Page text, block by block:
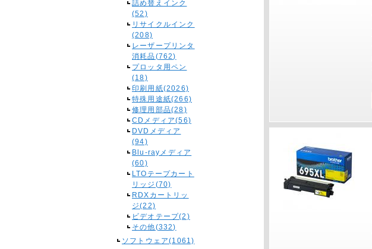
詰め替えインク
(52)
リサイクルインク
(208)
レーザープリンタ
消耗品(762)
プロッタ用ペン
(18)
印刷用紙(2026)
特殊用途紙(266)
修理用部品(28)
CDメディア(56)
DVDメディア
(94)
Blu-rayメディア
(60)
LTOテープカート
リッジ(70)
RDXカートリッ
ジ(22)
ビデオテープ(2)
その他(332)
ソフトウェア(1061)